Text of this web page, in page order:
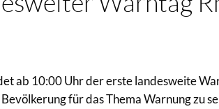
ab 10:00 Uhr der erste landesweite
für das Thema Warnung zu